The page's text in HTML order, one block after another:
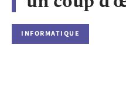
INFORMATIQUE